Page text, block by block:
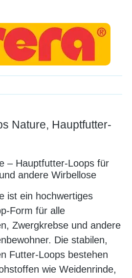
Nature, Hauptfutter-
– Hauptfutter-Loops für
andere Wirbellose
ist ein hochwertiges
Form für alle
Zwergkrebse und andere
Die stabilen,
Futter-Loops bestehen
wie Weidenrinde,